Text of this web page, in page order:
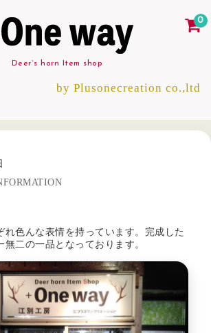
Deer`s horn Item shop
by Plusonecreation co.,ltd
0
れ色んな表情を持っています。完成した
無二の一品となっております。